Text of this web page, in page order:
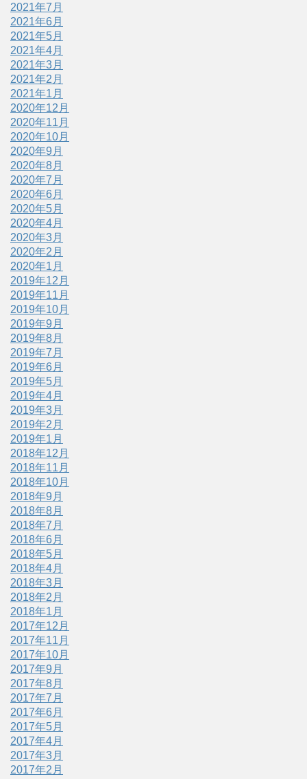
2021年7月
2021年6月
2021年5月
2021年4月
2021年3月
2021年2月
2021年1月
2020年12月
2020年11月
2020年10月
2020年9月
2020年8月
2020年7月
2020年6月
2020年5月
2020年4月
2020年3月
2020年2月
2020年1月
2019年12月
2019年11月
2019年10月
2019年9月
2019年8月
2019年7月
2019年6月
2019年5月
2019年4月
2019年3月
2019年2月
2019年1月
2018年12月
2018年11月
2018年10月
2018年9月
2018年8月
2018年7月
2018年6月
2018年5月
2018年4月
2018年3月
2018年2月
2018年1月
2017年12月
2017年11月
2017年10月
2017年9月
2017年8月
2017年7月
2017年6月
2017年5月
2017年4月
2017年3月
2017年2月